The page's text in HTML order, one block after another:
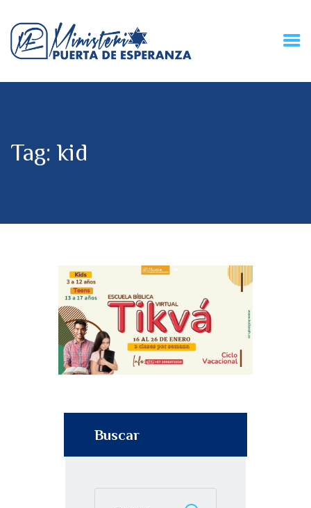
Tag: kidMPE TV
REUNIONES &
Buscar